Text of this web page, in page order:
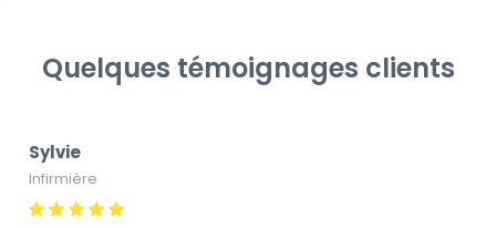
Quelques témoignages clients
Sylvie
Infirmière